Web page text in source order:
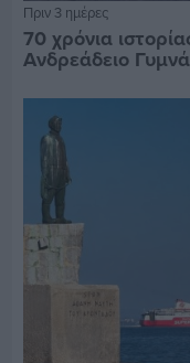
Πριν 3 ημέρες
70 χρόνια
Ανδρεάδειο